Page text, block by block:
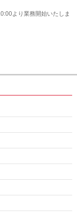
より業務開始いたしま